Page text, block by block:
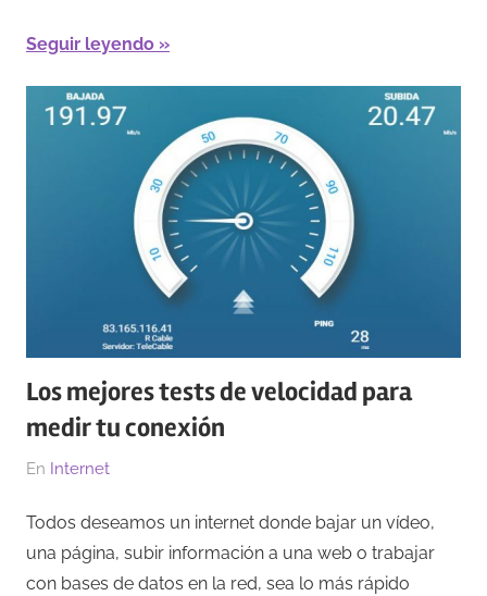
Seguir leyendo
Los mejores tests de velocidad para
medir tu conexión
El
Por
En Internet
Todos deseamos un internet donde bajar un vídeo,
una página, subir información a una web o trabajar
con bases de datos en la red, sea lo más rápido